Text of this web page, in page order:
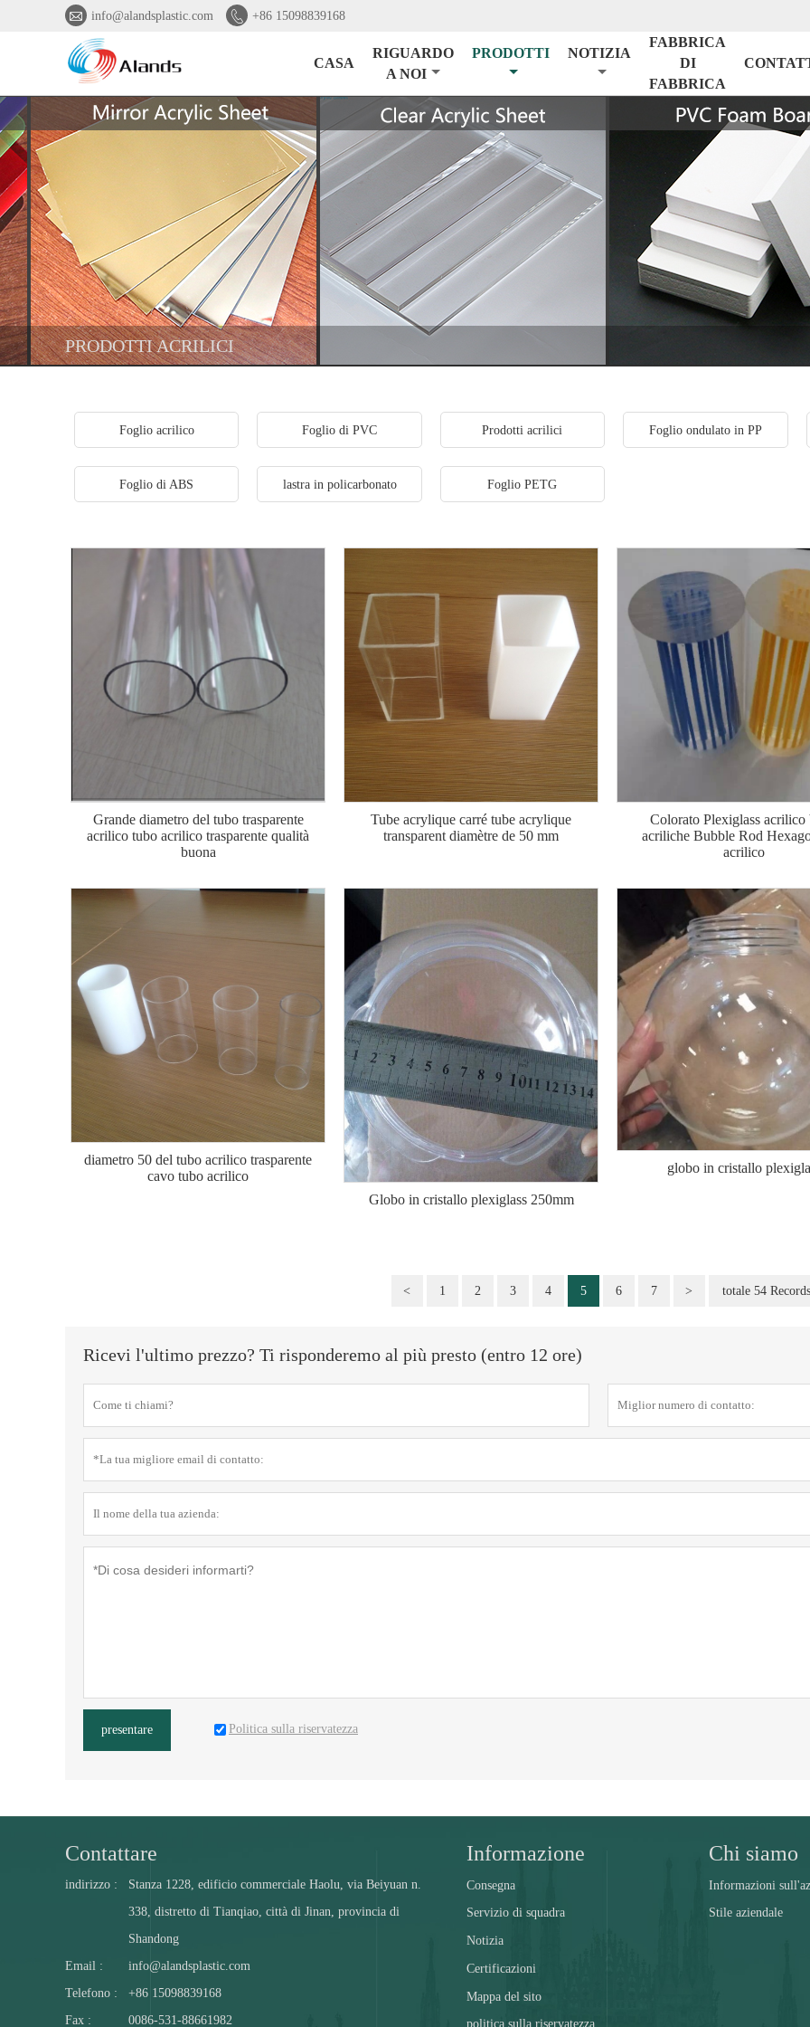
 info@alandsplastic.com  +86 15098839168
CASA
RIGUARDO
A NOI
PRODOTTI NOTIZIA
FABBRICA
DI
FABBRICA
PRODOTTI ACRILICI
Foglio acrilico Foglio di PVC Prodotti acrilici Foglio ondulato in PP
Foglio di ABS lastra in policarbonato Foglio PETG
Grande diametro del tubo trasparente
acrilico tubo acrilico trasparente qualità
buona
Tube acrylique carré tube acrylique
transparent diamètre de 50 mm
Colorato Plexiglass acrilico
acriliche Bubble Rod
acrilico
diametro 50 del tubo acrilico trasparente
cavo tubo acrilico
Globo in cristallo plexiglass 250mm
globo in cristallo
< 1 2 3 4 5 6 7 > totale 54 Records
Ricevi l'ultimo prezzo? Ti risponderemo al più presto (entro 12 ore)
presentare Politica sulla riservatezza
Contattare
indirizzo :
Stanza 1228, edificio commerciale Haolu, via Beiyuan n.
338, distretto di Tianqiao, città di Jinan, provincia di
Shandong
Email :
info@alandsplastic.com
Telefono :
+86 15098839168
Fax :
0086-531-88661982
Informazione
Consegna
Servizio di squadra
Notizia
Certificazioni
Mappa del sito
politica sulla riservatezza
Chi siamo
Informazioni
Stile aziendale